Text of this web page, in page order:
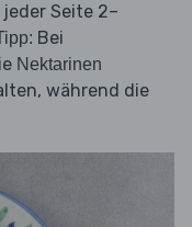
Seite 2–
Bei
Nektarinen
während die